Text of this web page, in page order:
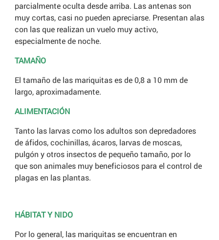
parcialmente oculta desde arriba. Las antenas son
muy cortas, casi no pueden apreciarse. Presentan alas
con las que realizan un vuelo muy activo,
especialmente de noche.
TAMAÑO
El tamaño de las mariquitas es de 0,8 a 10 mm de
largo, aproximadamente.
ALIMENTACIÓN
Tanto las larvas como los adultos son depredadores
de áfidos, cochinillas, ácaros, larvas de moscas,
pulgón y otros insectos de pequeño tamaño, por lo
que son animales muy beneficiosos para el control de
plagas en las plantas.
HÁBITAT Y NIDO
Por lo general, las mariquitas se encuentran en